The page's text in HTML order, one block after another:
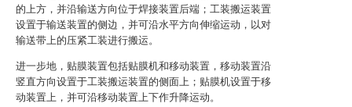
的上方，并沿输送方向位于焊接装置后端；工装搬运装置
设置于输送装置的侧边，并可沿水平方向伸缩运动，以对
输送带上的压紧工装进行搬运。
进一步地，贴膜装置包括贴膜机和移动装置，移动装置沿
竖直方向设置于工装搬运装置的侧面上；贴膜机设置于移
动装置上，并可沿移动装置上下作升降运动。